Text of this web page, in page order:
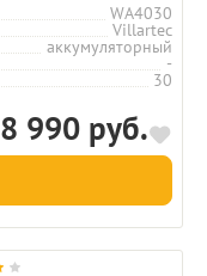
WA4030
Villartec
аккумуляторный
-
30
8 990 руб.